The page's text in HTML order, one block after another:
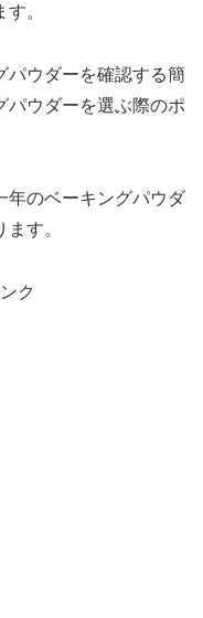
。
パウダーを確認する簡
パウダーを選ぶ際のポ
年のベーキングパウダ
す。
ク